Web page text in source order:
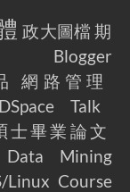
政大圖檔 期
Blogger
網路管理
DSpace
Talk
士畢業論文
Data Mining
Linux Course